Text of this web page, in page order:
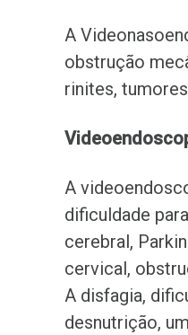
A
obstrução
rinites,
A
dificuldade
cerebral,
cervical,
A disfagia,
desnutrição,